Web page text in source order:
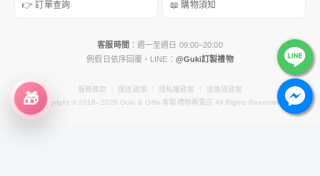
👉 訂單查詢 📖 購物須知
客服時間 ：週一至週日 09:00–20:00
例假日依序回覆・LINE： @Guki訂製禮物
服務條款 運送政策 隱私權政策
退換貨政策
Copyright © 2018–2026 Guki & Gifts 客製禮物專賣店 All Rights Reserved.
🎁